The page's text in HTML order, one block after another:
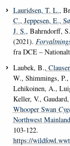
Lauridsen, T. L.,
C., Jeppesen, E.,
J. S., Bahrndorff,
(2021).
fra DCE –
Laubek, B.,
W., Shimmings,
Lehikoinen, A.,
Keller, V.,
Whooper Swan
Northwest
103-122.
https://